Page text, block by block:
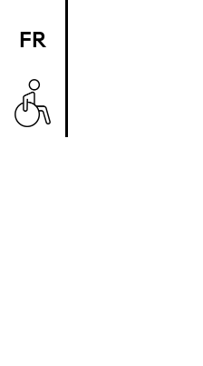
FR
EN